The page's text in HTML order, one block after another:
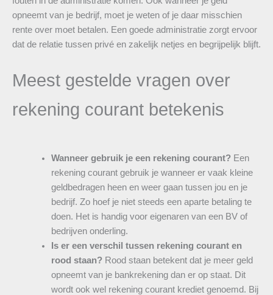
opneemt van je bedrijf, moet je weten of je daar misschien
rente over moet betalen. Een goede administratie zorgt ervoor
dat de relatie tussen privé en zakelijk netjes en begrijpelijk blijft.
Meest gestelde vragen over
rekening courant betekenis
Wanneer gebruik je een rekening courant?Een
rekening courant gebruik je wanneer er vaak kleine
geldbedragen heen en weer gaan tussen jou en je
bedrijf. Zo hoef je niet steeds een aparte betaling te
doen. Het is handig voor eigenaren van een BV of
bedrijven onderling.
Is er een verschil tussen rekening courant en
rood staan?Rood staan betekent dat je meer geld
opneemt van je bankrekening dan er op staat. Dit
wordt ook wel rekening courant krediet genoemd. Bij